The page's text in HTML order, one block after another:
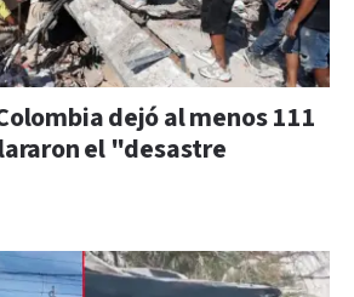
dejó al menos 111
el "desastre